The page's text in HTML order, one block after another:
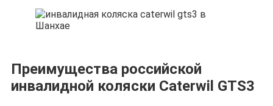
Преимущества российской
инвалидной коляски Caterwil GTS3